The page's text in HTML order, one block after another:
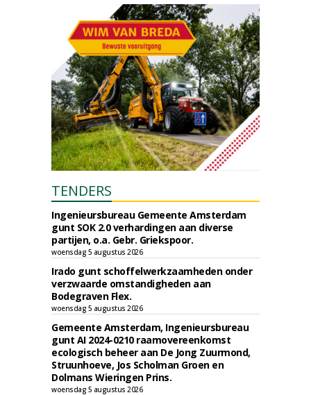
TENDERS
Ingenieursbureau Gemeente Amsterdam
gunt SOK 2.0 verhardingen aan diverse
partijen, o.a. Gebr. Griekspoor.
woensdag 5 augustus 2026
Irado gunt schoffelwerkzaamheden onder
verzwaarde omstandigheden aan
Bodegraven Flex.
woensdag 5 augustus 2026
Gemeente Amsterdam, Ingenieursbureau
gunt AI 2024-0210 raamovereenkomst
ecologisch beheer aan De Jong Zuurmond,
Struunhoeve, Jos Scholman Groen en
Dolmans Wieringen Prins.
woensdag 5 augustus 2026